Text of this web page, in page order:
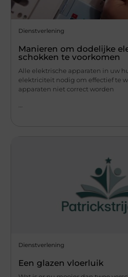
Dienstverlening
Manieren om dodelijke
schokken te voorkomen
Alle elektrische apparaten in uw
elektriciteit nodig om effectief te
apparaten niet correct worden
...
Dienstverlening
Een glazen vloerluik